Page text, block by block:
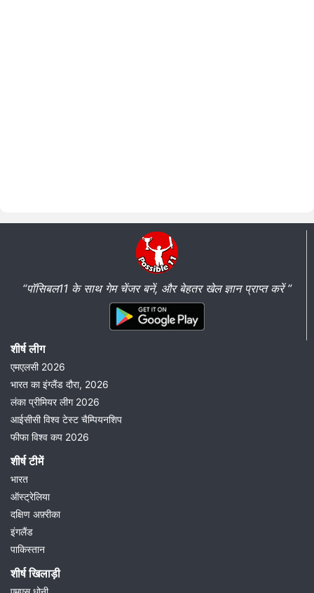
“पॉसिबल11 के साथ गेम चेंजर बनें, और बेहतर खेल ज्ञान प्राप्त करें ”
शीर्ष लीग
एमएलसी 2026
भारत का इंग्लैंड दौरा, 2026
लंका प्रीमियर लीग 2026
आईसीसी विश्व टेस्ट चैम्पियनशिप
फीफा विश्व कप 2026
शीर्ष टीमें
भारत
ऑस्ट्रेलिया
दक्षिण अफ़्रीका
इंगलैंड
पाकिस्तान
शीर्ष खिलाड़ी